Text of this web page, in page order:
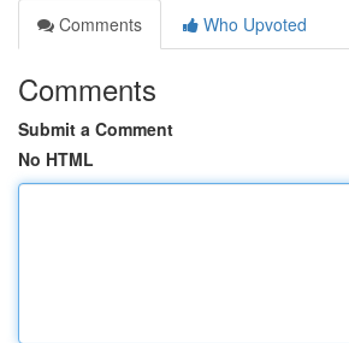
Comments
Who Upvoted
Comments
Submit a Comment
No HTML